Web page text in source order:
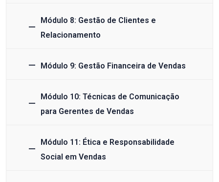
Módulo 8: Gestão de Clientes e
Relacionamento
Módulo 9: Gestão Financeira de Vendas
Módulo 10: Técnicas de Comunicação
para Gerentes de Vendas
Módulo 11: Ética e Responsabilidade
Social em Vendas